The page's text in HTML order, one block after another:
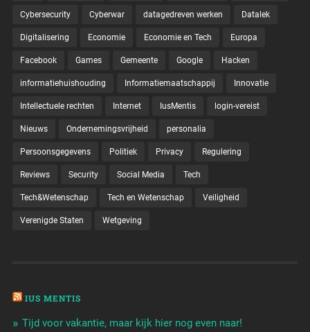
Cybersecurity Cyberwar datagedreven werken Datalek
Digitalisering Economie Economie en Tech Europa
Facebook Games Gemeente Google Hacken
informatiehuishouding Informatiemaatschappij Innovatie
Intellectuele rechten Internet IusMentis login-vereist
Nieuws Ondernemingsvrijheid personalia
Persoonsgegevens Politiek Privacy Regulering
Reviews Security Social Media Tech
Tech&Wetenschap Tech en Wetenschap Veiligheid
Verenigde Staten Wetgeving
IUS MENTIS
Tijd voor vakantie, maar kijk hier nog even naar!